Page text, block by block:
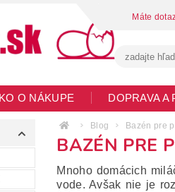
O NÁKUPE DOPRAVA A
BLOG MOJA
Blog Bazén pre
BAZÉN PRE
Mnoho domácich
vode. Avšak nie je